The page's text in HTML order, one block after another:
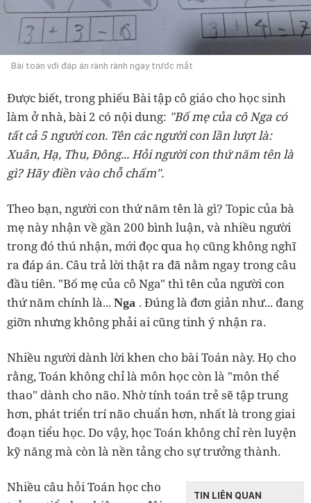
Bài toán với đáp án rành rành ngay trước mắt
Được biết, trong phiếu Bài tập cô giáo cho học sinh
làm ở nhà, bài 2 có nội dung: "Bố mẹ của cô Nga có
tất cả 5 người con. Tên các người con lần lượt là:
Xuân, Hạ, Thu, Đông... Hỏi người con thứ năm tên là
gì? Hãy điền vào chỗ chấm".
Theo bạn, người con thứ năm tên là gì? Topic của bà
mẹ này nhận về gần 200 bình luận, và nhiều người
trong đó thú nhận, mới đọc qua họ cũng không nghĩ
ra đáp án. Câu trả lời thật ra đã nằm ngay trong câu
đầu tiên. "Bố mẹ của cô Nga" thì tên của người con
thứ năm chính là... Nga . Đúng là đơn giản như... đang
giỡn nhưng không phải ai cũng tinh ý nhận ra.
Nhiều người dành lời khen cho bài Toán này. Họ cho
rằng, Toán không chỉ là môn học còn là "môn thể
thao" dành cho não. Nhờ tính toán trẻ sẽ tập trung
hơn, phát triển trí não chuẩn hơn, nhất là trong giai
đoạn tiểu học. Do vậy, học Toán không chỉ rèn luyện
kỹ năng mà còn là nền tảng cho sự trưởng thành.
TIN LIÊN QUAN
Nhiều câu hỏi Toán học cho